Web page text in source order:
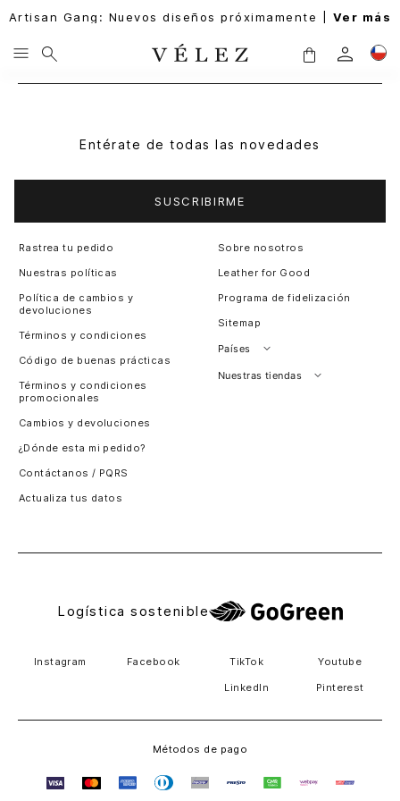
Artisan Gang: Nuevos diseños próximamente | Ver más
Entérate de todas las novedades
SUSCRIBIRME
Rastrea tu pedido
Nuestras políticas
Política de cambios y
devoluciones
Términos y condiciones
Código de buenas prácticas
Términos y condiciones
promocionales
Cambios y devoluciones
¿Dónde esta mi pedido?
Contáctanos / PQRS
Actualiza tus datos
Sobre nosotros
Leather for Good
Programa de fidelización
Sitemap
Países
Perú
Nuestras tiendas
Logística sostenible
Instagram Facebook TikTok Youtube
LinkedIn Pinterest
Métodos de pago